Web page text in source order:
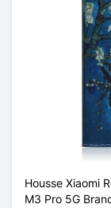
Housse Xiaomi
M3 Pro 5G